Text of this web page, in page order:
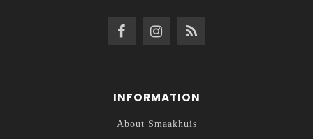
INFORMATION
About Smaakhuis